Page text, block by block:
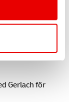
Gerlach för